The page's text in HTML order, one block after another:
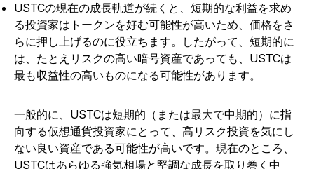
USTCの現在の成長軌道が続くと、短期的な利益を求め
る投資家はトークンを好む可能性が高いため、価格をさ
らに押し上げるのに役立ちます。したがって、短期的に
は、たとえリスクの高い暗号資産であっても、USTCは
最も収益性の高いものになる可能性があります。
一般的に、USTCは短期的（または最大で中期的）に指
向する仮想通貨投資家にとって、高リスク投資を気にし
ない良い資産である可能性が高いです。 現在のところ、
USTCはあらゆる強気相場と堅調な成長を取り巻く中